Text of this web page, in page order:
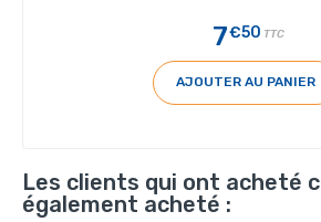
7€50 TTC
AJOUTER AU PANIER
Les clients qui ont acheté
également acheté :